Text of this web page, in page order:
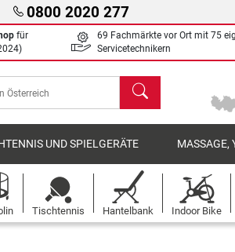
0800 2020 277
für
69 Fachmärkte vor Ort mit 75
Servicetechnikern
Suchen
UND SPIELGERÄTE MASSAGE,
Tischtennis Hantelbank Indoor Bike